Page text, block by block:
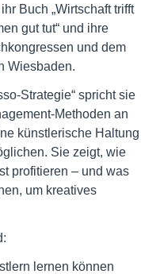
Buch „Wirtschaft trifft
gut tut“ und ihre
und dem
Wiesbaden.
Strategie“ spricht sie
Methoden an
künstlerische Haltung
Sie zeigt, wie
profitieren – und was
um kreatives
lernen können